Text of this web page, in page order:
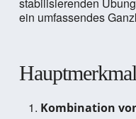
ein umfassendes
Kombination